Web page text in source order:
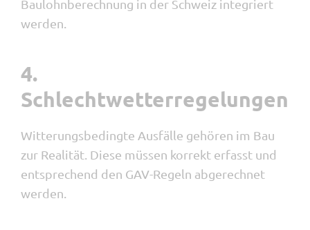
Baulohnberechnung in der Schweiz integriert
werden.
4.
Schlechtwetterregelungen
Witterungsbedingte Ausfälle gehören im Bau
zur Realität. Diese müssen korrekt erfasst und
entsprechend den GAV-Regeln abgerechnet
werden.